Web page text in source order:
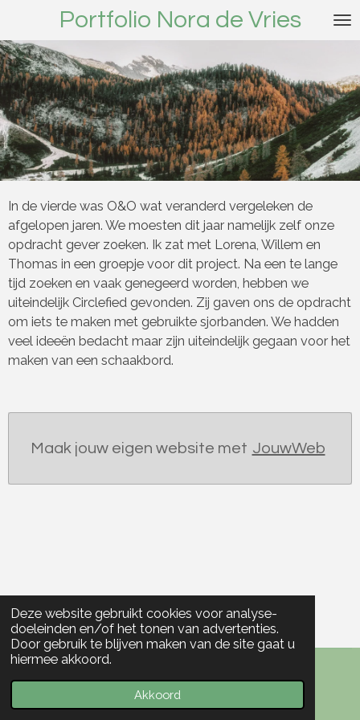
Deze website gebruikt cookies voor analyse-
doeleinden en/of het tonen van advertenties.
Door gebruik te blijven maken van de site gaat u
hiermee akkoord.
Akkoord
naar
de
hoofdinhoud
Portfolio Nora de Vries
In de vierde was O&O wat veranderd vergeleken de
afgelopen jaren. We moesten dit jaar namelijk zelf onze
opdracht gever zoeken. Ik zat met Lorena, Willem en
Thomas in een groepje voor dit project. Na een te lange
tijd zoeken en vaak genegeerd worden, hebben we
uiteindelijk Circlefied gevonden. Zij gaven ons de opdracht
om iets te maken met gebruikte sjorbanden. We hadden
veel ideeën bedacht maar zijn uiteindelijk gegaan voor het
maken van een schaakbord.
Maak jouw eigen website met JouwWeb